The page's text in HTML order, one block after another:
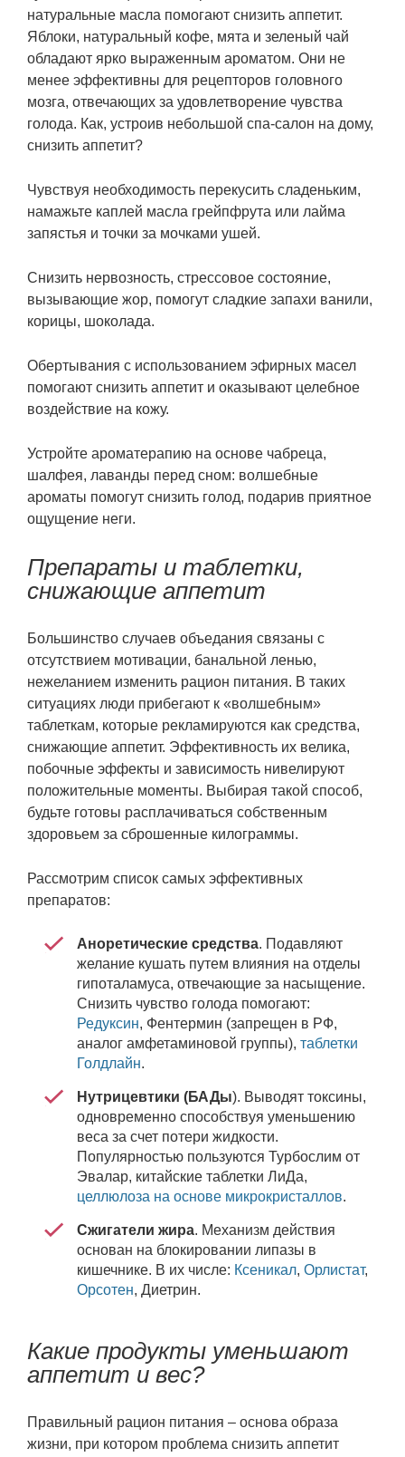
натуральные масла помогают снизить аппетит.
Яблоки, натуральный кофе, мята и зеленый чай
обладают ярко выраженным ароматом. Они не
менее эффективны для рецепторов головного
мозга, отвечающих за удовлетворение чувства
голода. Как, устроив небольшой спа-салон на дому,
снизить аппетит?
Чувствуя необходимость перекусить сладеньким,
намажьте каплей масла грейпфрута или лайма
запястья и точки за мочками ушей.
Снизить нервозность, стрессовое состояние,
вызывающие жор, помогут сладкие запахи ванили,
корицы, шоколада.
Обертывания с использованием эфирных масел
помогают снизить аппетит и оказывают целебное
воздействие на кожу.
Устройте ароматерапию на основе чабреца,
шалфея, лаванды перед сном: волшебные
ароматы помогут снизить голод, подарив приятное
ощущение неги.
Препараты и таблетки,
снижающие аппетит
Большинство случаев объедания связаны с
отсутствием мотивации, банальной ленью,
нежеланием изменить рацион питания. В таких
ситуациях люди прибегают к «волшебным»
таблеткам, которые рекламируются как средства,
снижающие аппетит. Эффективность их велика,
побочные эффекты и зависимость нивелируют
положительные моменты. Выбирая такой способ,
будьте готовы расплачиваться собственным
здоровьем за сброшенные килограммы.
Рассмотрим список самых эффективных
препаратов:
Аноретические средства. Подавляют
желание кушать путем влияния на отделы
гипоталамуса, отвечающие за насыщение.
Снизить чувство голода помогают:
Редуксин, Фентермин (запрещен в РФ,
аналог амфетаминовой группы), таблетки
Голдлайн.
Нутрицевтики (БАДы). Выводят токсины,
одновременно способствуя уменьшению
веса за счет потери жидкости.
Популярностью пользуются Турбослим от
Эвалар, китайские таблетки ЛиДа,
целлюлоза на основе микрокристаллов.
Сжигатели жира. Механизм действия
основан на блокировании липазы в
кишечнике. В их числе: Ксеникал, Орлистат,
Орсотен, Диетрин.
Какие продукты уменьшают
аппетит и вес?
Правильный рацион питания – основа образа
жизни, при котором проблема снизить аппетит